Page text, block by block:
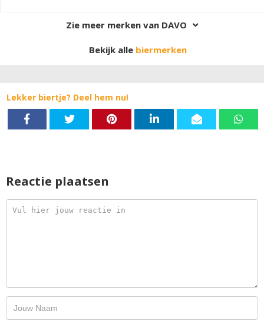
Zie meer merken van DAVO
Bekijk alle biermerken
Lekker biertje? Deel hem nu!
Reactie plaatsen